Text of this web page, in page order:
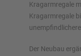
Kragarmregale
Kragarmregale
Der Neubau